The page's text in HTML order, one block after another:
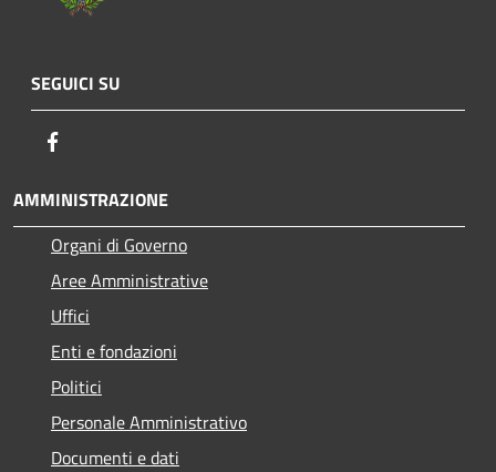
SEGUICI SU
AMMINISTRAZIONE
Organi di Governo
Aree Amministrative
Uffici
Enti e fondazioni
Politici
Personale Amministrativo
Documenti e dati